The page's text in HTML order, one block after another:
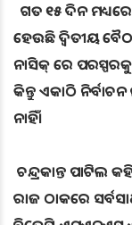
ଗତ ୧୫ ଦିନ ମଧ୍ୟରେ
ହେଉଛି ଦ୍ୱିତୀୟ
ନାସିକ୍ ରେ
କିନ୍ତୁ ଏକାଠି
ନାହିଁ।
ଚନ୍ଦ୍ରକାନ୍ତ
ରାଜ ଠାକରେ